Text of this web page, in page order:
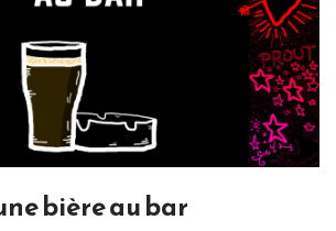
bière au bar